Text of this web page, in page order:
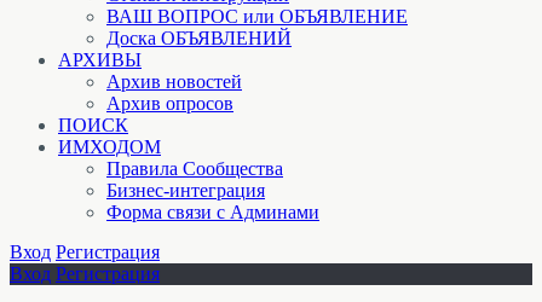
ВАШ ВОПРОС или ОБЪЯВЛЕНИЕ
Доска ОБЪЯВЛЕНИЙ
АРХИВЫ
Архив новостей
Архив опросов
ПОИСК
ИМХОДОМ
Правила Сообщества
Бизнес-интеграция
Форма связи с Админами
Вход Регистрация
Вход Регистрация